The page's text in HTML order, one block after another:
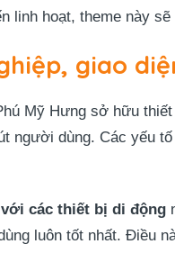
linh hoạt, theme này
giao
Mỹ Hưng sở hữu
người dùng. Các yếu
các thiết bị di động
luôn tốt nhất. Điều